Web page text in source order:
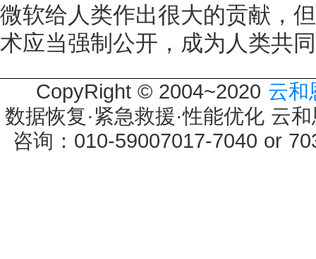
微软给人类作出很大的贡献，
术应当强制公开，成为人类共
CopyRight © 2004~2020 云和
数据恢复·紧急救援·性能优化 云
咨询：010-59007017-7040 or